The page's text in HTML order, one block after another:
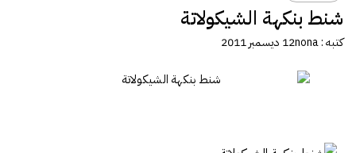
شنط بنكهة الشيكولاتة
كتبه :nona12 ديسمبر 2011